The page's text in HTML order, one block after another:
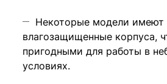
Некоторые модели имеют
влагозащищенные корпуса,
пригодными для работы в
условиях.